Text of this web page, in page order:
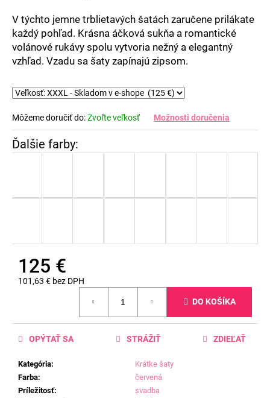
hviezdičiek.
V týchto jemne trblietavých šatách zaručene prilákate
každý pohľad. Krásna áčková sukňa a romantické
volánové rukávy spolu vytvoria nežný a elegantný
vzhľad. Vzadu sa šaty zapínajú zipsom.
Môžeme doručiť do:Zvoľte veľkosť Možnosti doručenia
125 €
101,63 € bez DPH
DO KOŠÍKA
Kategória:
Krátke šaty
Farba:
červená
Príležitosť:
svadba
OPÝTAŤ SA STRÁŽIŤ ZDIEĽAŤ